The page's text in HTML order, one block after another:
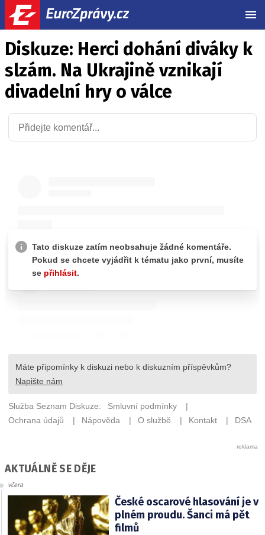
Diskuze: Herci dohání diváky k
slzám. Na Ukrajině vznikají
divadelní hry o válce
AKTUÁLNĚ SE DĚJE
včera
České oscarové hlasování je v
plném proudu. Šanci má pět
filmů